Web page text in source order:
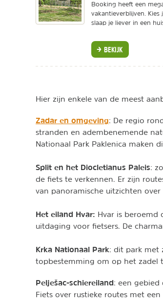
Booking heeft een
vakantieverblijven.
slaap je liever in een
BEKIJK
Hier zijn enkele van de meest
Zadar en omgeving: De regio
stranden en adembenemende
Nationaal Park Paklenica maken
Split en het Diocletianus Paleis:
de fiets te verkennen. Er zijn
van panoramische uitzichten over
Het eiland Hvar: Hvar is beroemd
uitdaging voor fietsers. De
Krka Nationaal Park: dit park met
topbestemming om op het zadel
Pelješac-schiereiland: een gebied
Fiets over rustieke routes met